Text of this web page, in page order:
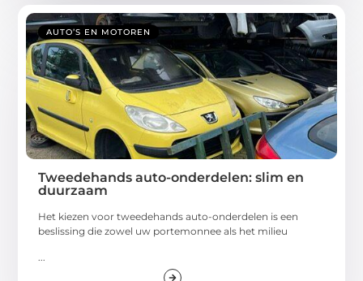
AUTO’S EN MOTOREN
Tweedehands auto-onderdelen: slim en
duurzaam
Het kiezen voor tweedehands auto-onderdelen is een
beslissing die zowel uw portemonnee als het milieu
...